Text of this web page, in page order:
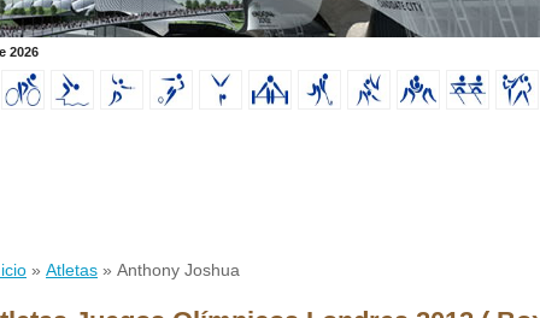
2026
» Atletas » Anthony Joshua